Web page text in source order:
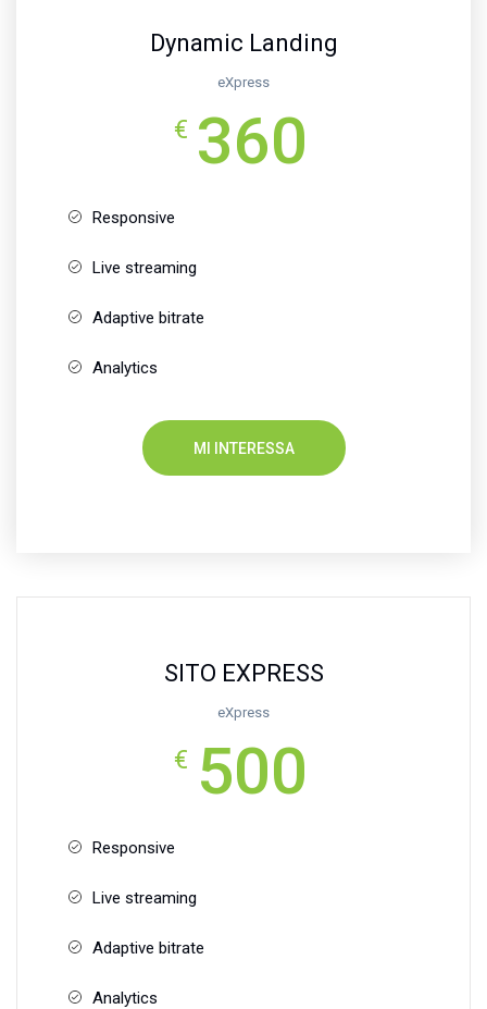
Dynamic Landing
eXpress
€ 360
Responsive
Live streaming
Adaptive bitrate
Analytics
MI INTERESSA
SITO EXPRESS
eXpress
€ 500
Responsive
Live streaming
Adaptive bitrate
Analytics